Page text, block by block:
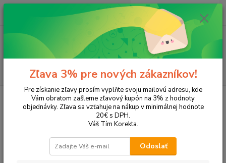
Hľadať
ks
za 0,00 EUR
Kancelárske potreby Lepidlá, lepiace pásky Lepidlá
Upresniť parametre
Zľava 3% pre nových zákazníkov!
Pre získanie zľavy prosím vyplňte svoju mailovú adresu, kde
Vám obratom zašleme zľavový kupón na 3% z hodnoty
objednávky. Zľava sa vzťahuje na nákup v minimálnej hodnote
20€ s DPH.
Váš Tím Korekta.
Odoslať